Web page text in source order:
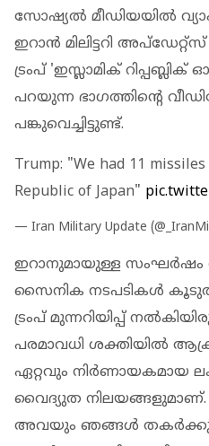
സോഷ്യൽ മീഡിയയിൽ
ഇറാൻ മിലിട്ടറി
ട്രംപ് 'ഇസ്ലാമിക്
പറയുന്ന ഭാ​ഗത്തിൻ്റെ
പങ്കുവെച്ചിട്ടുണ്ട്.
Trump: "We had 11
Republic of Japan"
— Iran Military Update
ഇറാനുമായുള്ള സംഘർഷം
സൈനിക നടപടികൾ
ട്രംപ് മുന്നറിയിപ്പ്
പരമാവധി ശക്തിയിൽ
ഏറ്റവും നിർണായകമായ
വൈദ്യുത നിലയങ്ങളുമാണ്.
അവയും ഞങ്ങൾ